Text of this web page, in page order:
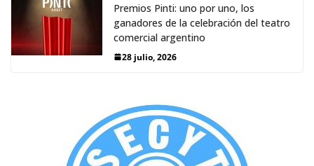
Premios Pinti: uno por uno, los
ganadores de la celebración del teatro
comercial argentino
28 julio, 2026